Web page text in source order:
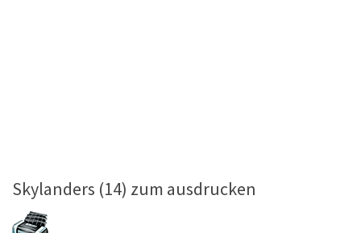
Skylanders (14) zum ausdrucken